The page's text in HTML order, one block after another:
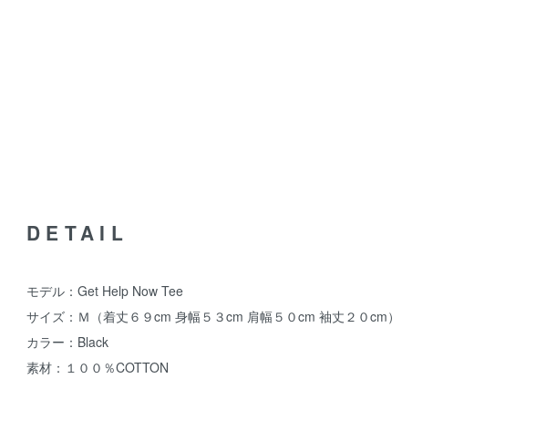
DETAIL
モデル：Get Help Now Tee
サイズ：Ｍ（着丈６９cm 身幅５３cm 肩幅５０cm 袖丈２０cm）
カラー：Black
素材：１００％COTTON